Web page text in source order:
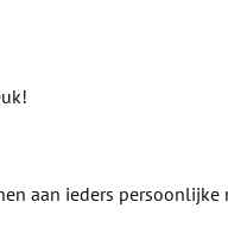
aan ieders